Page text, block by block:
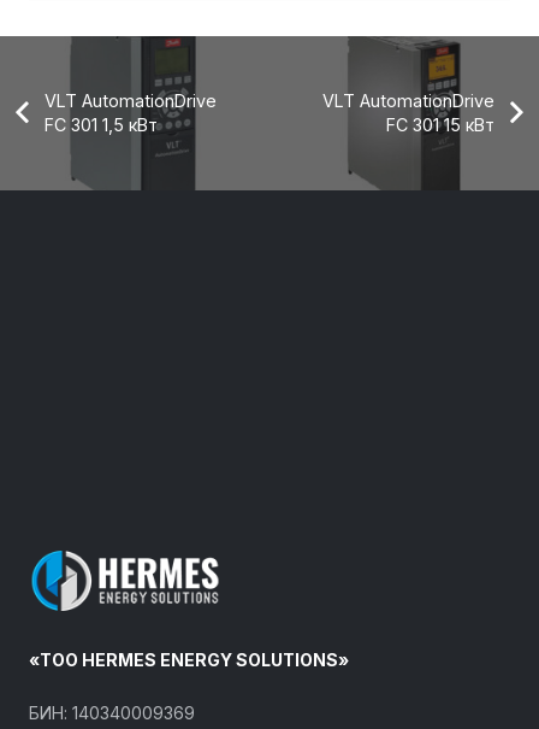
VLT AutomationDrive
FC 301 1,5 кВт
VLT AutomationDrive
FC 301 15 кВт
«ТОО HERMES ENERGY SOLUTIONS»
БИН: 140340009369